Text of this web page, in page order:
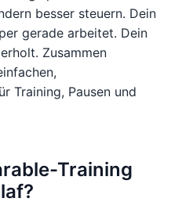
besser steuern. Dein
gerade arbeitet. Dein
Zusammen
Training, Pausen und
Training